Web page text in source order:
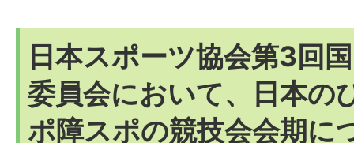
日本スポーツ協会第3回
委員会において、日本の
ポ障スポの競技会会期に